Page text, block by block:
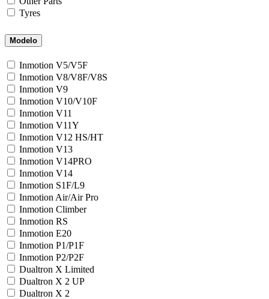
Tyres
Modelo
Inmotion V5/V5F
Inmotion V8/V8F/V8S
Inmotion V9
Inmotion V10/V10F
Inmotion V11
Inmotion V11Y
Inmotion V12 HS/HT
Inmotion V13
Inmotion V14PRO
Inmotion V14
Inmotion S1F/L9
Inmotion Air/Air Pro
Inmotion Climber
Inmotion RS
Inmotion E20
Inmotion P1/P1F
Inmotion P2/P2F
Dualtron X Limited
Dualtron X 2 UP
Dualtron X 2